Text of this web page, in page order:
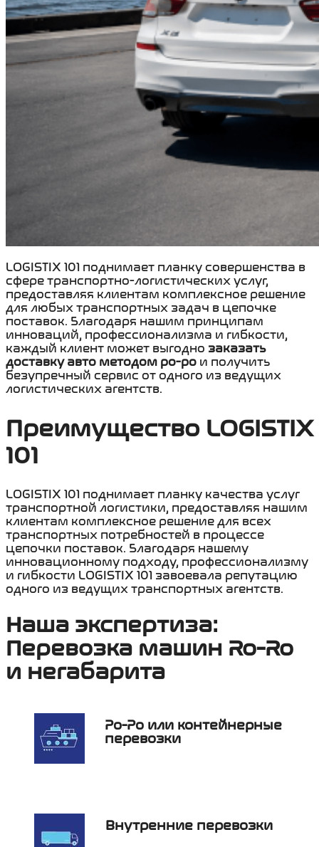
LOGISTIX 101 поднимает планку совершенства в
сфере транспортно-логистических услуг,
предоставляя клиентам комплексное решение
для любых транспортных задач в цепочке
поставок. Благодаря нашим принципам
инноваций, профессионализма и гибкости,
каждый клиент может выгодно заказать
доставку авто методом ро-ро и получить
безупречный сервис от одного из ведущих
логистических агентств.
Преимущество LOGISTIX
101
LOGISTIX 101 поднимает планку качества услуг
транспортной логистики, предоставляя нашим
клиентам комплексное решение для всех
транспортных потребностей в процессе
цепочки поставок. Благодаря нашему
инновационному подходу, профессионализму
и гибкости LOGISTIX 101 завоевала репутацию
одного из ведущих транспортных агентств.
Наша экспертиза:
Перевозка машин Ro-Ro
и негабарита
Ро-Ро или контейнерные
перевозки
Внутренние перевозки